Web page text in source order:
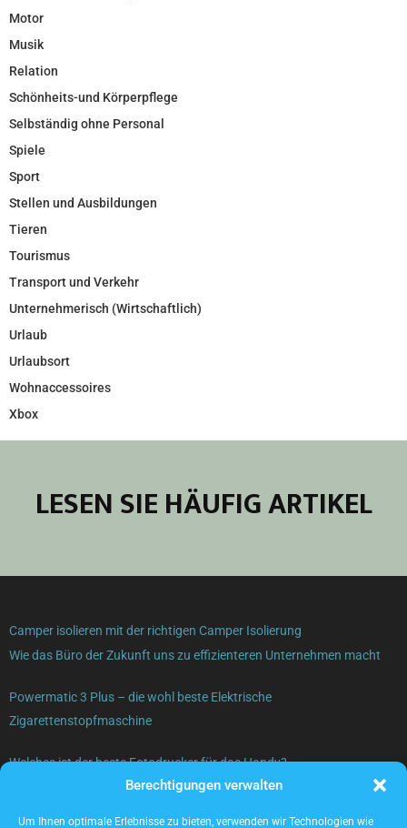
Berechtigungen verwalten
Um Ihnen optimale Erlebnisse zu bieten, verwenden wir Technologien wie
Motor
Musik
Relation
Schönheits-und Körperpflege
Selbständig ohne Personal
Spiele
Sport
Stellen und Ausbildungen
Tieren
Tourismus
Transport und Verkehr
Unternehmerisch (Wirtschaftlich)
Urlaub
Urlaubsort
Wohnaccessoires
Xbox
LESEN SIE HÄUFIG ARTIKEL
Camper isolieren mit der richtigen Camper Isolierung
Wie das Büro der Zukunft uns zu effizienteren Unternehmen macht
Powermatic 3 Plus – die wohl beste Elektrische
Zigarettenstopfmaschine
Welches ist der beste Fotodrucker für das Handy?